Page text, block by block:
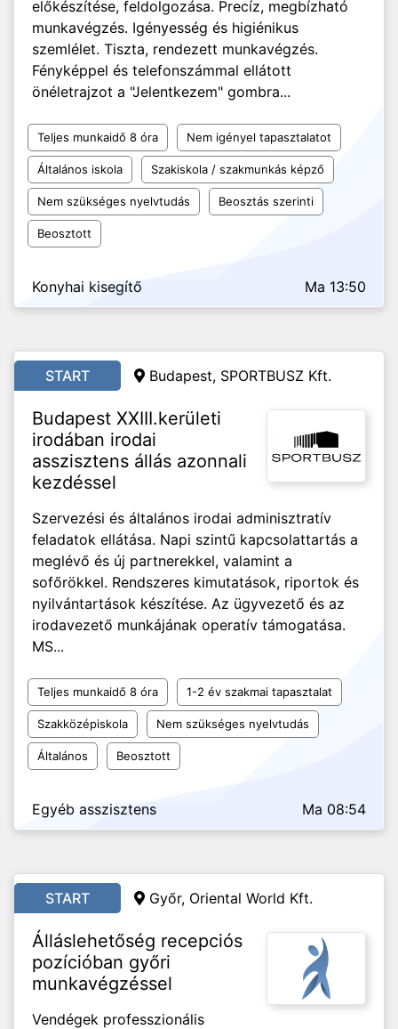
előkészítése, feldolgozása. Precíz, megbízható
munkavégzés. Igényesség és higiénikus
szemlélet. Tiszta, rendezett munkavégzés.
Fényképpel és telefonszámmal ellátott
önéletrajzot a "Jelentkezem" gombra...
Teljes munkaidő 8 óra Nem igényel tapasztalatot
Általános iskola Szakiskola / szakmunkás képző
Nem szükséges nyelvtudás Beosztás szerinti
Beosztott
Konyhai kisegítő Ma 13:50
START Budapest, SPORTBUSZ Kft.
Budapest XXIII.kerületi
irodában irodai
asszisztens állás azonnali
kezdéssel
Szervezési és általános irodai adminisztratív
feladatok ellátása. Napi szintű kapcsolattartás a
meglévő és új partnerekkel, valamint a
sofőrökkel. Rendszeres kimutatások, riportok és
nyilvántartások készítése. Az ügyvezető és az
irodavezető munkájának operatív támogatása.
MS...
Teljes munkaidő 8 óra 1-2 év szakmai tapasztalat
Szakközépiskola Nem szükséges nyelvtudás
Általános Beosztott
Egyéb asszisztens Ma 08:54
START Győr, Oriental World Kft.
Álláslehetőség recepciós
pozícióban győri
munkavégzéssel
Vendégek professzionális